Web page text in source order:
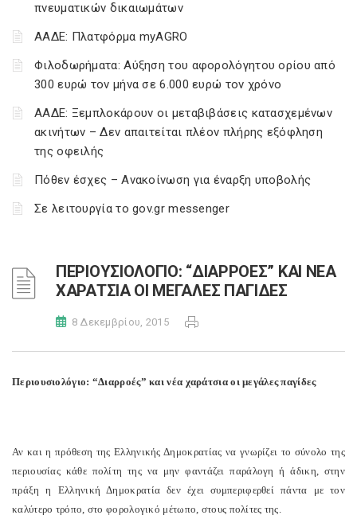
πνευματικών δικαιωμάτων
ΑΑΔΕ: Πλατφόρμα myAGRO
Φιλοδωρήματα: Αύξηση του αφορολόγητου ορίου από
300 ευρώ τον μήνα σε 6.000 ευρώ τον χρόνο
ΑΑΔΕ: Ξεμπλοκάρουν οι μεταβιβάσεις κατασχεμένων
ακινήτων – Δεν απαιτείται πλέον πλήρης εξόφληση
της οφειλής
Πόθεν έσχες – Ανακοίνωση για έναρξη υποβολής
Σε λειτουργία το gov.gr messenger
ΠΕΡΙΟΥΣΙΟΛΟΓΙΟ: “ΔΙΑΡΡΟΕΣ” ΚΑΙ ΝΕΑ
ΧΑΡΑΤΣΙΑ ΟΙ ΜΕΓΑΛΕΣ ΠΑΓΙΔΕΣ
8 Δεκεμβρίου, 2015
Περιουσιολόγιο: “Διαρροές” και νέα χαράτσια οι μεγάλες παγίδες
Αν και η πρόθεση της Ελληνικής Δημοκρατίας να γνωρίζει το σύνολο της
περιουσίας κάθε πολίτη της να μην φαντάζει παράλογη ή άδικη, στην
πράξη η Ελληνική Δημοκρατία δεν έχει συμπεριφερθεί πάντα με τον
καλύτερο τρόπο, στο φορολογικό μέτωπο, στους πολίτες της.